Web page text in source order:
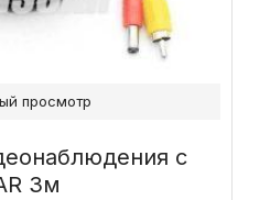
с
3м
просмотр